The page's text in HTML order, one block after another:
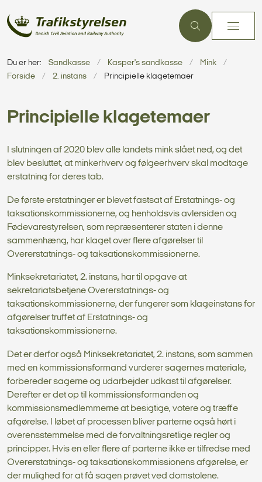
Du er her: Sandkasse Kasper's sandkasse
Mink
Forside
2. instans Principielle klagetemaer
Principielle klagetemaer
I slutningen af 2020 blev alle landets mink slået ned, og det
blev besluttet, at minkerhverv og følgeerhverv skal modtage
erstatning for deres tab.
De første erstatninger er blevet fastsat af Erstatnings- og
taksationskommissionerne, og henholdsvis avlersiden og
Fødevarestyrelsen, som repræsenterer staten i denne
sammenhæng, har klaget over flere afgørelser til
Overerstatnings- og taksationskommissionerne.
Minksekretariatet, 2. instans, har til opgave at
sekretariatsbetjene Overerstatnings- og
taksationskommissionerne, der fungerer som klageinstans for
afgørelser truffet af Erstatnings- og
taksationskommissionerne.
Det er derfor også Minksekretariatet, 2. instans, som sammen
med en kommissionsformand vurderer sagernes materiale,
forbereder sagerne og udarbejder udkast til afgørelser.
Derefter er det op til kommissionsformanden og
kommissionsmedlemmerne at besigtige, votere og træffe
afgørelse. I løbet af processen bliver parterne også hørt i
overensstemmelse med de forvaltningsretlige regler og
principper. Hvis en eller flere af parterne ikke er tilfredse med
Overerstatnings- og taksationskommissionens afgørelse, er
der mulighed for at få sagen prøvet ved domstolene.